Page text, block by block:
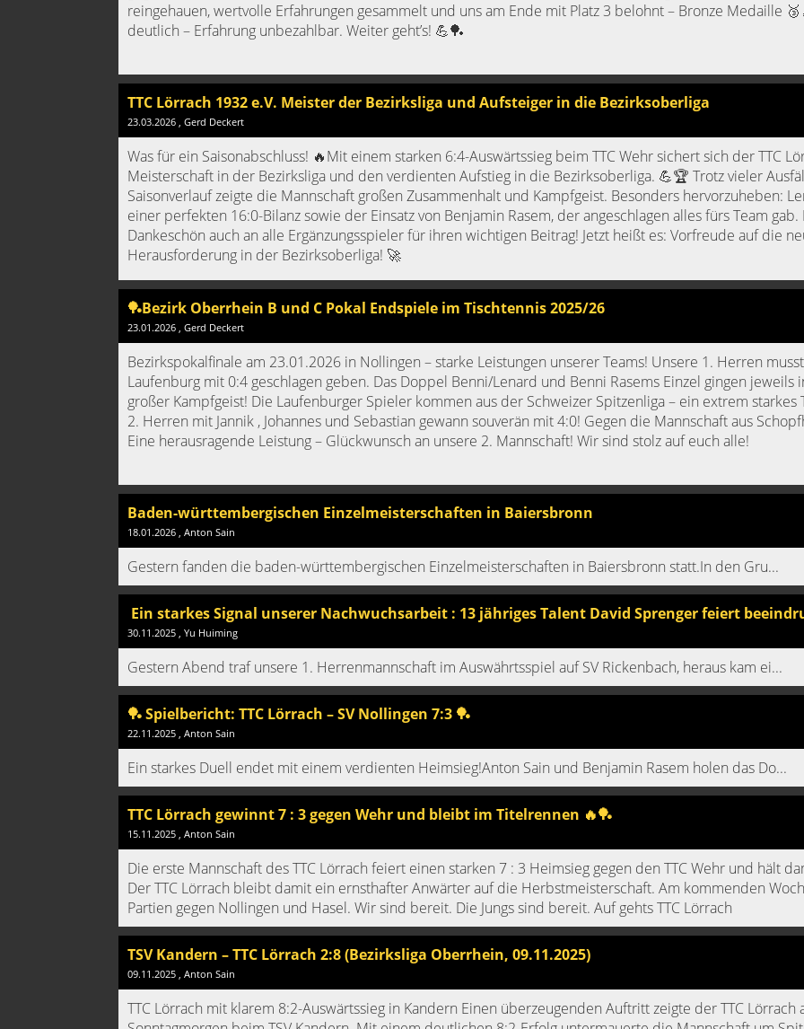
reingehauen, wertvolle Erfahrungen gesammelt und uns am Ende mit Platz 3 belohnt – Bronze Medaille
deutlich – Erfahrung unbezahlbar. Weiter geht’s! 💪🏓
TTC Lörrach 1932 e.V. Meister der Bezirksliga und Aufsteiger in die Bezirksoberliga
23.03.2026 , Gerd Deckert
Was für ein Saisonabschluss! 🔥Mit einem starken 6:4-Auswärtssieg beim TTC Wehr sichert sich der TTC
Meisterschaft in der Bezirksliga und den verdienten Aufstieg in die Bezirksoberliga. 💪🏆 Trotz vieler
Saisonverlauf zeigte die Mannschaft großen Zusammenhalt und Kampfgeist. Besonders hervorzuheben:
einer perfekten 16:0-Bilanz sowie der Einsatz von Benjamin Rasem, der angeschlagen alles fürs Team gab.
Dankeschön auch an alle Ergänzungsspieler für ihren wichtigen Beitrag! Jetzt heißt es: Vorfreude auf die
Herausforderung in der Bezirksoberliga! 🚀
🏓Bezirk Oberrhein B und C Pokal Endspiele im Tischtennis 2025/26
23.01.2026 , Gerd Deckert
Bezirkspokalfinale am 23.01.2026 in Nollingen – starke Leistungen unserer Teams! Unsere 1. Herren
Laufenburg mit 0:4 geschlagen geben. Das Doppel Benni/Lenard und Benni Rasems Einzel gingen jeweils
großer Kampfgeist! Die Laufenburger Spieler kommen aus der Schweizer Spitzenliga – ein extrem starkes
2. Herren mit Jannik , Johannes und Sebastian gewann souverän mit 4:0! Gegen die Mannschaft aus
Eine herausragende Leistung – Glückwunsch an unsere 2. Mannschaft! Wir sind stolz auf euch alle!
Baden-württembergischen Einzelmeisterschaften in Baiersbronn
18.01.2026 , Anton Sain
Gestern fanden die baden-württembergischen Einzelmeisterschaften in Baiersbronn statt.In den Gru...
Ein starkes Signal unserer Nachwuchsarbeit : 13 jähriges Talent David Sprenger feiert
30.11.2025 , Yu Huiming
Gestern Abend traf unsere 1. Herrenmannschaft im Auswährtsspiel auf SV Rickenbach, heraus kam ei...
🏓 Spielbericht: TTC Lörrach – SV Nollingen 7:3 🏓
22.11.2025 , Anton Sain
Ein starkes Duell endet mit einem verdienten Heimsieg!Anton Sain und Benjamin Rasem holen das Do...
TTC Lörrach gewinnt 7 : 3 gegen Wehr und bleibt im Titelrennen 🔥🏓
15.11.2025 , Anton Sain
Die erste Mannschaft des TTC Lörrach feiert einen starken 7 : 3 Heimsieg gegen den TTC Wehr und hält
Der TTC Lörrach bleibt damit ein ernsthafter Anwärter auf die Herbstmeisterschaft. Am kommenden
Partien gegen Nollingen und Hasel. Wir sind bereit. Die Jungs sind bereit. Auf gehts TTC Lörrach
TSV Kandern – TTC Lörrach 2:8 (Bezirksliga Oberrhein, 09.11.2025)
09.11.2025 , Anton Sain
TTC Lörrach mit klarem 8:2-Auswärtssieg in Kandern Einen überzeugenden Auftritt zeigte der TTC Lörrach